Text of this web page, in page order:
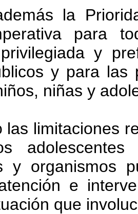
la
para
y
y para las
niñas y
las limitaciones
y organismos
e
que